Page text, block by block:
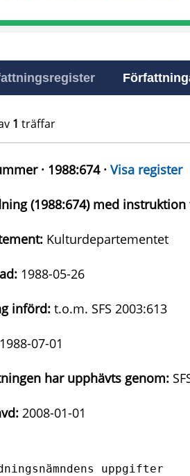
1 träffar
· 1988:674 · Visa register
(1988:674) med
Kulturdepartementet
1988-05-26
införd: t.o.m. SFS 2003:613
1988-07-01
har upphävts genom:
2008-01-01
uppgifter